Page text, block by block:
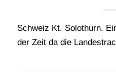
Schweiz Kt. Solothurn.
der Zeit da die